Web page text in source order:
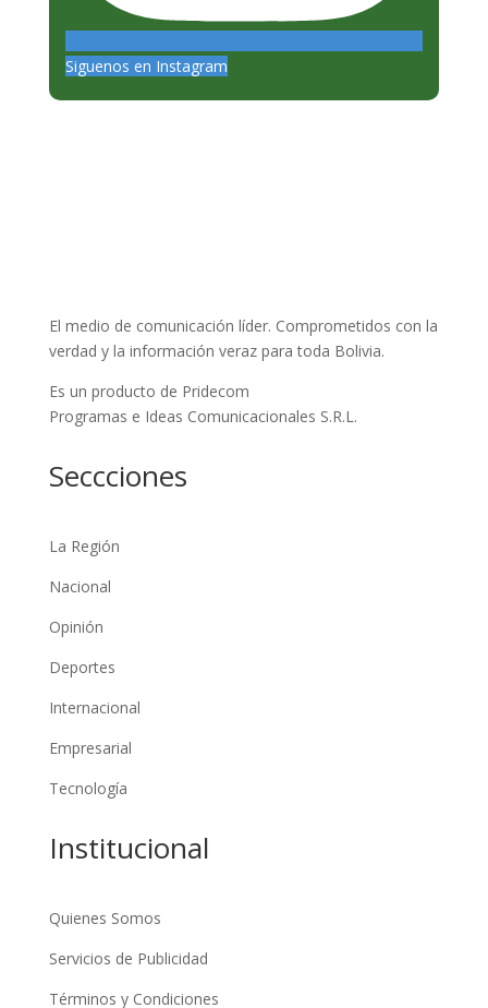
Siguenos en Instagram
El medio de comunicación líder. Comprometidos con la
verdad y la información veraz para toda Bolivia.
Es un producto de Pridecom
Programas e Ideas Comunicacionales S.R.L.
Seccciones
La Región
Nacional
Opinión
Deportes
Internacional
Empresarial
Tecnología
Institucional
Quienes Somos
Servicios de Publicidad
Términos y Condiciones